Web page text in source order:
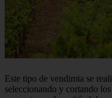
Este tipo de vendimia se
seleccionando y cortando